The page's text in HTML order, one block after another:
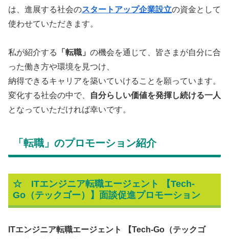
は、進展する社会のスタートアップ企業設立の資金として
使わせていただきます。
私が紹介する 「転職」 の機会を通じて、皆さまが自分に合
った働き方や環境を見つけ、
納得できるキャリアを築いていけることを願っています。
変化する社会の中で、
自分らしい価値を発揮し続ける一人
となっていただければ幸いです。
「転職」のプロモーション紹介
☆ ITエンジニア転職エージェント 【Tech-
Go（テックゴー）】面談促進プロモーション
ITエンジニア転職エージェント 【Tech-Go（テックゴ